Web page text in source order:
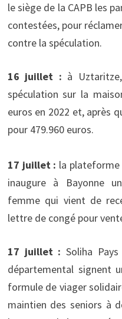
le siège de la CAPB les
contestées, pour
contre la spéculation.
16 juillet : à
spéculation sur la
euros en 2022 et, après
pour 479.960 euros.
17 juillet : la plateforme
inaugure à Bayonne
femme qui vient de
lettre de congé pour
17 juillet : Soliha
départemental signent
formule de viager
maintien des seniors à